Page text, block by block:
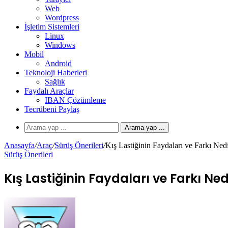
Web
Wordpress
İşletim Sistemleri
Linux
Windows
Mobil
Android
Teknoloji Haberleri
Sağlık
Faydalı Araçlar
IBAN Çözümleme
Tecrübeni Paylaş
Arama yap ...
Anasayfa/Araç/Sürüş Önerileri/Kış Lastiğinin Faydaları ve Farkı
Sürüş Önerileri
Kış Lastiğinin Faydaları ve Farkı